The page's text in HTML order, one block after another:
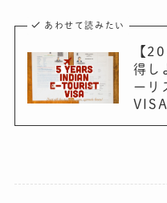
あわせて読みたい
【
得し
ーリ
VISA